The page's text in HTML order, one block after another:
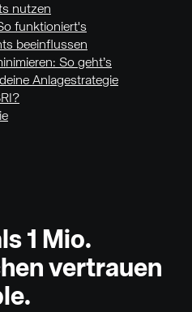
nutzen
funktioniert's
beeinflussen
So geht’s
Anlagestrategie
1 Mio.
vertrauen